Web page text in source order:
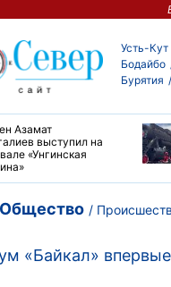
Усть-Кут
Бодайбо
Бурятия
Азамат
выступил на
«Унгинская
Общество
«Байкал»